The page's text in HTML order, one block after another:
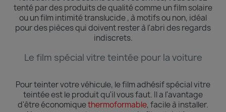
tenté par des produits de qualité comme un film solaire
ou un film intimité translucide , à motifs ou non, idéal
pour des pièces qui doivent rester à l'abri des regards
indiscrets.
Le film spécial vitre teintée pour la voiture
Pour teinter votre véhicule, le film adhésif spécial vitre
teintée est le produit qu'il vous faut. Il a l'avantage
d'être économiquethermoformable, facile à installer.